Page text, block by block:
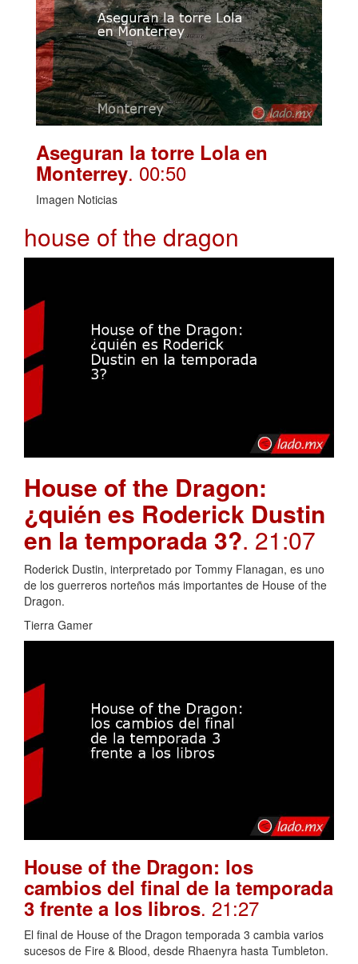
Aseguran la torre Lola en
Monterrey. 00:50
Imagen Noticias
house of the dragon
House of the Dragon:
¿quién es Roderick Dustin
en la temporada 3?. 21:07
Roderick Dustin, interpretado por Tommy Flanagan, es uno
de los guerreros norteños más importantes de House of the
Dragon.
Tierra Gamer
House of the Dragon: los
cambios del final de la temporada
3 frente a los libros. 21:27
El final de House of the Dragon temporada 3 cambia varios
sucesos de Fire & Blood, desde Rhaenyra hasta Tumbleton.